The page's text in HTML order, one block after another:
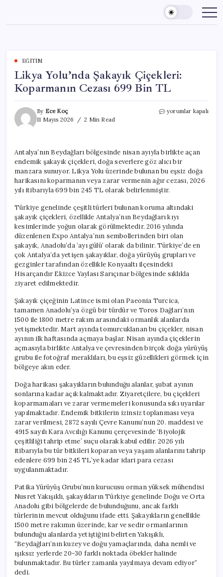
content
EĞITIM
Likya Yolu’nda Şakayık Çiçekleri:
Koparmanın Cezası 699 Bin TL
By Ece Koç
11 Mayıs 2026
2 Min Read
Likya
Cezası
699
Bin
TL
yorumlar kapalı
Antalya’nın Beydağları bölgesinde nisan ayıyla birlikte açan
endemik şakayık çiçekleri, doğa severlere göz alıcı bir
manzara sunuyor. Likya Yolu üzerinde bulunan bu eşsiz doğa
harikasını koparmanın veya zarar vermenin ağır cezası, 2026
yılı itibarıyla 699 bin 245 TL olarak belirlenmiştir.
Türkiye genelinde çeşitli türleri bulunan koruma altındaki
şakayık çiçekleri, özellikle Antalya’nın Beydağları kıyı
kesimlerinde yoğun olarak görülmektedir. 2016 yılında
düzenlenen Expo Antalya’nın sembollerinden biri olan
şakayık, Anadolu’da ‘ayı gülü’ olarak da bilinir. Türkiye’de en
çok Antalya’da yetişen şakayıklar, doğa yürüyüş grupları ve
gezginler tarafından özellikle Konyaaltı ilçesindeki
Hisarçandır Ekizce Yaylası Sarıçınar bölgesinde sıklıkla
ziyaret edilmektedir.
Şakayık çiçeğinin Latince ismi olan Paeonia Turcica,
tamamen Anadolu’ya özgü bir türdür ve Toros Dağları’nın
1500 ile 1800 metre rakım arasındaki ormanlık alanlarda
yetişmektedir. Mart ayında tomurcuklanan bu çiçekler, nisan
ayının ilk haftasında açmaya başlar. Nisan ayında çiçeklerin
açmasıyla birlikte Antalya ve çevresinden birçok doğa yürüyüş
grubu ile fotoğraf meraklıları, bu eşsiz güzellikleri görmek için
bölgeye akın eder.
Doğa harikası şakayıkların bulunduğu alanlar, şubat ayının
sonlarına kadar açık kalmaktadır. Ziyaretçilere, bu çiçekleri
koparmamaları ve zarar vermemeleri konusunda sıkı uyarılar
yapılmaktadır. Endemik bitkilerin izinsiz toplanması veya
zarar verilmesi, 2872 sayılı Çevre Kanunu’nun 20. maddesi ve
4915 sayılı Kara Avcılığı Kanunu çerçevesinde ‘Biyolojik
çeşitliliği tahrip etme’ suçu olarak kabul edilir. 2026 yılı
itibarıyla bu tür bitkileri koparan veya yaşam alanlarını tahrip
edenlere 699 bin 245 TL’ye kadar idari para cezası
uygulanmaktadır.
Patika Yürüyüş Grubu’nun kurucusu orman yüksek mühendisi
Nusret Yakışıklı, şakayıkların Türkiye genelinde Doğu ve Orta
Anadolu gibi bölgelerde de bulunduğunu, ancak farklı
türlerinin mevcut olduğunu ifade etti. Şakayıkların genellikle
1500 metre rakımın üzerinde, kar ve sedir ormanlarının
bulunduğu alanlarda yetiştiğini belirten Yakışıklı,
“Beydağları’nın kuzey ve doğu yamaçlarında, daha nemli ve
ışıksız yerlerde 20-30 farklı noktada öbekler halinde
bulunmaktadır. Bu türler zamanla yayılmaya devam ediyor”
dedi.